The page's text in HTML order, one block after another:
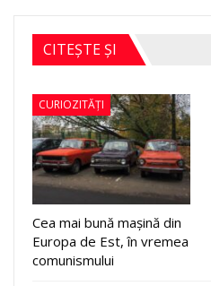
CITEȘTE ȘI
CURIOZITĂȚI
Cea mai bună mașină din
Europa de Est, în vremea
comunismului